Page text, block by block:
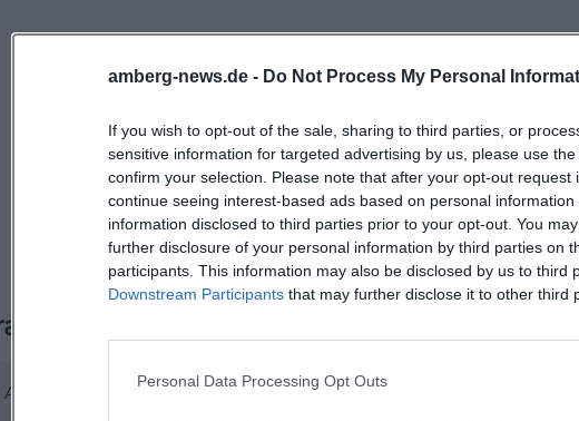
amberg-news.de - Do Not Process My Personal
If you wish to opt-out of the sale, sharing to third parties, or
sensitive information for targeted advertising by us, please use
confirm your selection. Please note that after your opt-out request
continue seeing interest-based ads based on personal
information disclosed to third parties prior to your opt-out. You
further disclosure of your personal information by third parties on
participants. This information may also be disclosed by us to third
Downstream Participants that may further disclose it to other third
Personal Data Processing Opt Outs
Diese Paketshop-Zeiten ermöglichen es, Sendungen über
oder abzuholen. Wichtig für die Planung: Paketshop-
später am Abend kommen möchte, prüft am besten
gehen über die unmittelbare Adresse hinaus. In
wird die Untere Nabburger Straße mehrfach als Teil der
Berichte zu Bauprojekten und Verkehrssituationen zeigen,
Innenstadtlage handelt, die bei städtischen Maßnahmen
Für Besucherinnen und Besucher bedeutet das kurze
auf dem Weg erledigen, und wenn es schnell gehen muss,
nie weit entfernt. Wer die lebendige Altstadt-Atmosphäre